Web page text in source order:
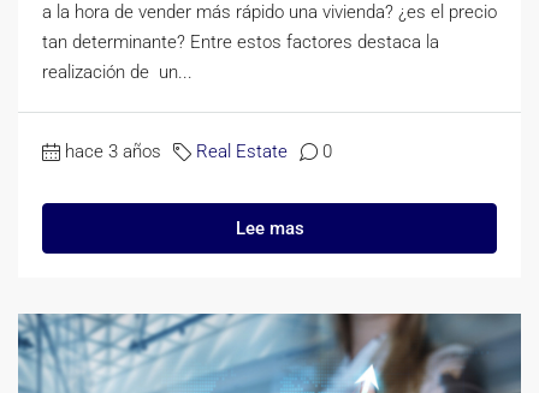
a la hora de vender más rápido una vivienda? ¿es el precio
tan determinante? Entre estos factores destaca la
realización de un...
hace 3 años Real Estate 0
Lee mas